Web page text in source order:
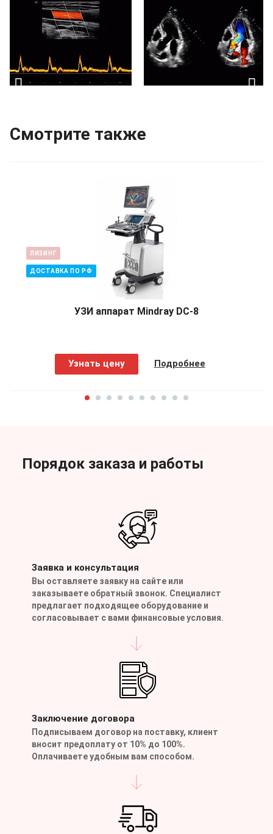
Смотрите также
ЛИЗИНГ
ДОСТАВКА ПО РФ
УЗИ аппарат Mindray DC-8
Узнать цену Подробнее
Порядок заказа и работы
Заявка и консультация
Вы оставляете заявку на сайте или
заказываете обратный звонок. Специалист
предлагает подходящее оборудование и
согласовывает с вами финансовые условия.
Заключение договора
Подписываем договор на поставку, клиент
вносит предоплату от 10% до 100%.
Оплачиваете удобным вам способом.